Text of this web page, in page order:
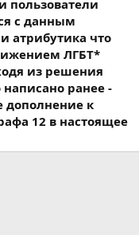
пользователи
с данным
атрибутика что
ЛГБТ*
из решения
ранее -
дополнение к
12 в настоящее